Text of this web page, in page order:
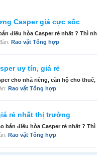
Casper giá cực sốc
điều hòa Casper rẻ nhất ? Thì
Rao vặt Tổng hợp
uy tín, giá rẻ
cho nhà riêng, căn hộ cho
Rao vặt Tổng hợp
rẻ nhất thị trường
bán điều hòa Casper rẻ nhất ?
Rao vặt Tổng hợp